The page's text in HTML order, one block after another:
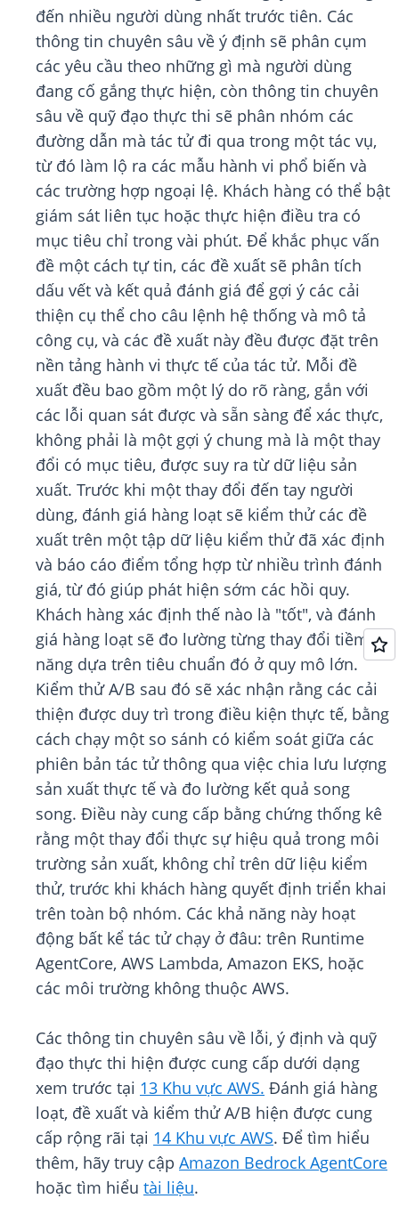
đến nhiều người dùng nhất trước tiên. Các
thông tin chuyên sâu về ý định sẽ phân cụm
các yêu cầu theo những gì mà người dùng
đang cố gắng thực hiện, còn thông tin chuyên
sâu về quỹ đạo thực thi sẽ phân nhóm các
đường dẫn mà tác tử đi qua trong một tác vụ,
từ đó làm lộ ra các mẫu hành vi phổ biến và
các trường hợp ngoại lệ. Khách hàng có thể bật
giám sát liên tục hoặc thực hiện điều tra có
mục tiêu chỉ trong vài phút. Để khắc phục vấn
đề một cách tự tin, các đề xuất sẽ phân tích
dấu vết và kết quả đánh giá để gợi ý các cải
thiện cụ thể cho câu lệnh hệ thống và mô tả
công cụ, và các đề xuất này đều được đặt trên
nền tảng hành vi thực tế của tác tử. Mỗi đề
xuất đều bao gồm một lý do rõ ràng, gắn với
các lỗi quan sát được và sẵn sàng để xác thực,
không phải là một gợi ý chung mà là một thay
đổi có mục tiêu, được suy ra từ dữ liệu sản
xuất. Trước khi một thay đổi đến tay người
dùng, đánh giá hàng loạt sẽ kiểm thử các đề
xuất trên một tập dữ liệu kiểm thử đã xác định
và báo cáo điểm tổng hợp từ nhiều trình đánh
giá, từ đó giúp phát hiện sớm các hồi quy.
Khách hàng xác định thế nào là "tốt", và đánh
giá hàng loạt sẽ đo lường từng thay đổi tiềm
năng dựa trên tiêu chuẩn đó ở quy mô lớn.
Kiểm thử A/B sau đó sẽ xác nhận rằng các cải
thiện được duy trì trong điều kiện thực tế, bằng
cách chạy một so sánh có kiểm soát giữa các
phiên bản tác tử thông qua việc chia lưu lượng
sản xuất thực tế và đo lường kết quả song
song. Điều này cung cấp bằng chứng thống kê
rằng một thay đổi thực sự hiệu quả trong môi
trường sản xuất, không chỉ trên dữ liệu kiểm
thử, trước khi khách hàng quyết định triển khai
trên toàn bộ nhóm. Các khả năng này hoạt
động bất kể tác tử chạy ở đâu: trên Runtime
AgentCore, AWS Lambda, Amazon EKS, hoặc
các môi trường không thuộc AWS.
Các thông tin chuyên sâu về lỗi, ý định và quỹ
đạo thực thi hiện được cung cấp dưới dạng
xem trước tại 13 Khu vực AWS. Đánh giá hàng
loạt, đề xuất và kiểm thử A/B hiện được cung
cấp rộng rãi tại 14 Khu vực AWS. Để tìm hiểu
thêm, hãy truy cập Amazon Bedrock AgentCore
hoặc tìm hiểu tài liệu.